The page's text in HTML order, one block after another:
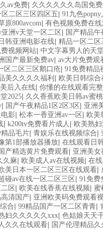
av免费| 久久久久久久岛国免
区二区三区四区五| 91九色popny
原800avcom| 有色视频免费在
洲v天堂一区二区| 国产精品
韩亚洲电影在线| 精品一区二
视频网站| 中文字幕男人的天
国产最新免费av| av大片免费观
区二区三区鹅口疮| 91免费精品
美久久久久福利 | 欧美日韩综
后入在线| 你懂的在线观看完
2025| 久久香蕉欧美日韩av蜜桃
| 国产午夜精品1区2区3区 | 亚洲
影| 松本一香亚洲av一区 | 欧美
| k200tv免费看片成人 | 欧美熟
品毛片| 青娱乐在线视频综合|
第1部播放器播放| 在线观看日
国产精选黄片免费观看| 亚洲美女
久麻| 欧美成人av在线视频| 在
美日本一区二区三区在线观看|
碰av在线一区二区三区 | 91免费
区| 欧美在线香蕉在线视频| 蜜
清国产| 亚洲欧美码免费观看
合| 99精品国产一区二区青青|
妇久久久久久xxx| 色姑娘天天
久久在线观看| 国产伦理精品久